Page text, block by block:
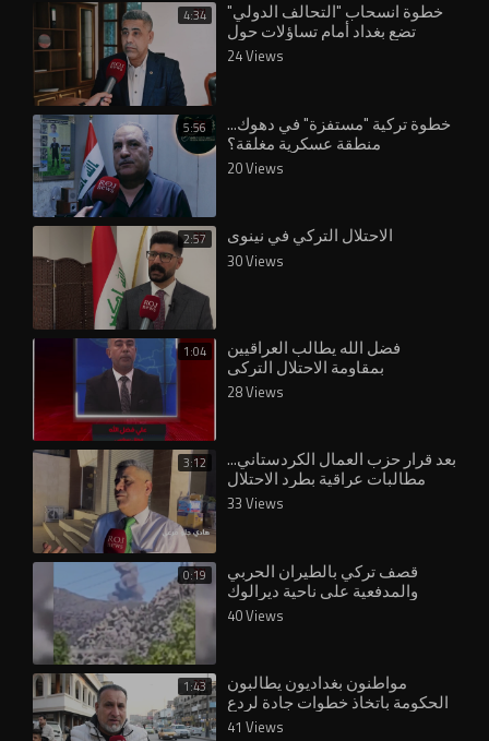
4:34 خطوة انسحاب "التحالف الدولي"
تضع بغداد أمام تساؤلات حول
24 Views
5:56 خطوة تركية "مستفزة" في دهوك...
20 Views
2:57 الاحتلال التركي في نينوى
30 Views
1:04 فضل الله يطالب العراقيين
بمقاومة الاحتلال التركي
28 Views
3:12 بعد قرار حزب العمال الكردستاني...
مطالبات عراقية بطرد الاحتلال
التركي
33 Views
0:19 قصف تركي بالطيران الحربي
والمدفعية على ناحية ديرالوك
40 Views
1:43 مواطنون بغداديون يطالبون
الحكومة باتخاذ خطوات جادة لردع
الاحتلال التركي
41 Views